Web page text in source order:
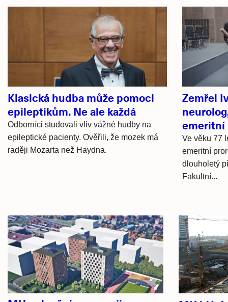
Související
Klasická hudba může pomoci
epileptikům. Ne ale každá
Odborníci studovali vliv vážné hudby na
epileptické pacienty. Ověřili, že mozek má
raději Mozarta než Haydna.
Zemřel
emeritní
Ve věku 77
emeritní
dlouholetý
Fakultní...
Hlavní
novinky